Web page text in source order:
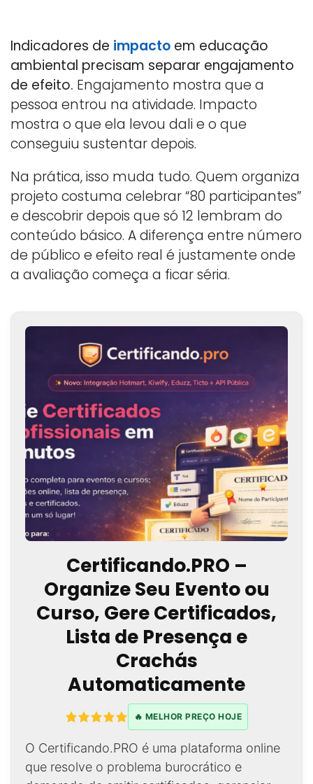
Indicadores de impacto em educação
ambiental precisam separar engajamento
de efeito. Engajamento mostra que a
pessoa entrou na atividade. Impacto
mostra o que ela levou dali e o que
conseguiu sustentar depois.
Na prática, isso muda tudo. Quem organiza
projeto costuma celebrar “80 participantes”
e descobrir depois que só 12 lembram do
conteúdo básico. A diferença entre número
de público e efeito real é justamente onde
a avaliação começa a ficar séria.
Certificando.PRO –
Organize Seu Evento ou
Curso, Gere Certificados,
Lista de Presença e
Crachás
Automaticamente
🔥 MELHOR PREÇO HOJE
O Certificando.PRO é uma plataforma online
que resolve o problema burocrático e